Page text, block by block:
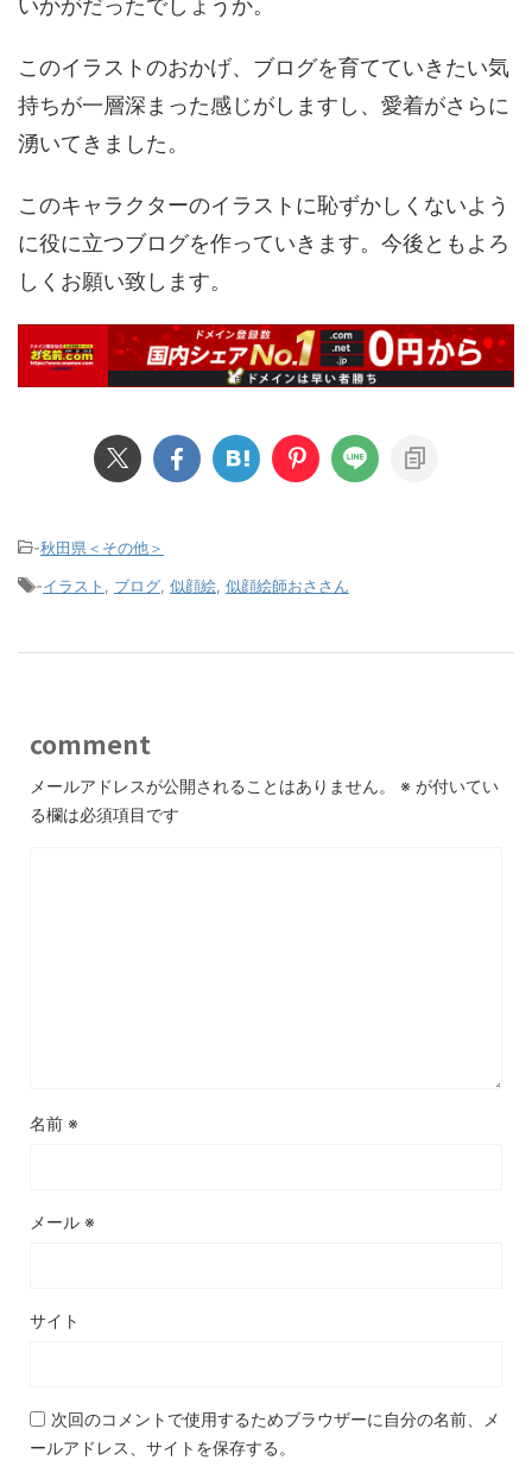
いかがだったでしょうか。
このイラストのおかげ、ブログを育てていきたい気
持ちが一層深まった感じがしますし、愛着がさらに
湧いてきました。
このキャラクターのイラストに恥ずかしくないよう
に役に立つブログを作っていきます。今後ともよろ
しくお願い致します。
-秋田県＜その他＞
-イラスト , ブログ, 似顔絵, 似顔絵師おささん
comment
メールアドレスが公開されることはありません。 ※ が付いてい
る欄は必須項目です
名前 ※
メール ※
サイト
次回のコメントで使用するためブラウザーに自分の名前、メ
ールアドレス、サイトを保存する。